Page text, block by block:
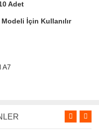
Adet
İçin Kullanılır
A7